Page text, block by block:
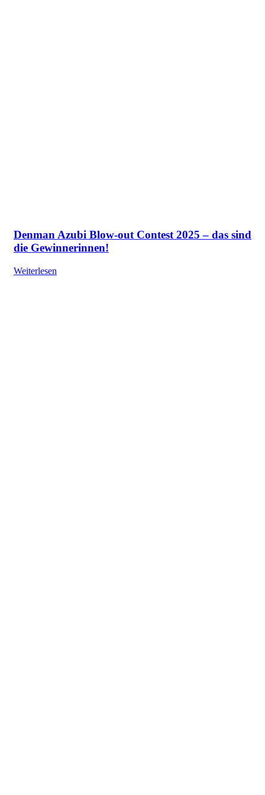
Denman Azubi Blow-out Contest 2025 – das sind
die Gewinnerinnen!
Weiterlesen